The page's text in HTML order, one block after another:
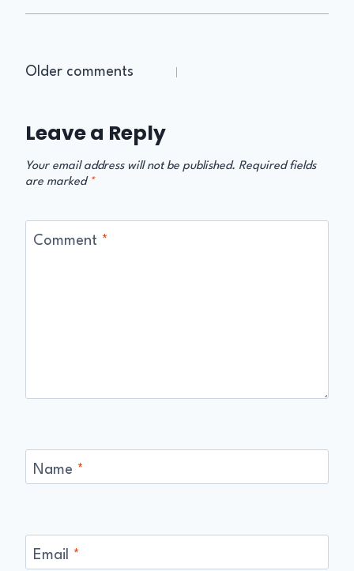
Older comments
Leave a Reply
Your email address will not be published. Required fields
are marked *
Comment *
Name *
Email *